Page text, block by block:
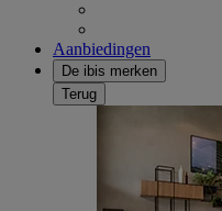
Aanbiedingen
De ibis merken
Terug